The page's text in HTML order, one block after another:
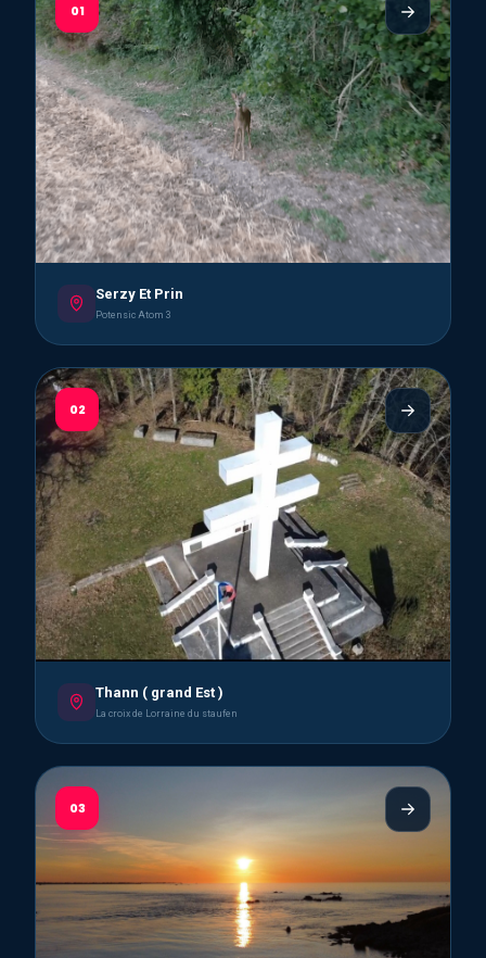
01
Serzy Et Prin
Potensic Atom 3
02
Thann ( grand Est )
La croix de Lorraine du staufen
03